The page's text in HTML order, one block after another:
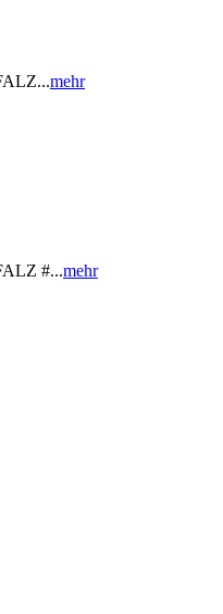
mehr
#...mehr